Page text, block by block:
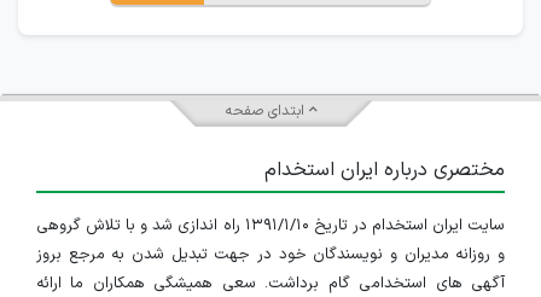
ابتدای صفحه
مختصری درباره ایران استخدام
سایت ایران استخدام در تاریخ ۱۳۹۱/۱/۱۰ راه اندازی شد و با تلاش گروهی
و روزانه مدیران و نویسندگان خود در جهت تبدیل شدن به مرجع بروز
آگهی های استخدامی گام برداشت. سعی همیشگی همکاران ما ارائه